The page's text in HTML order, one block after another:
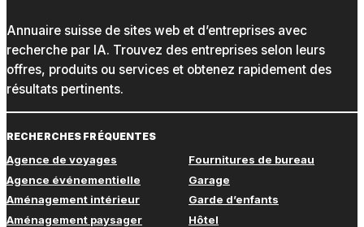
Annuaire suisse de sites web et d’entreprises avec
recherche par IA. Trouvez des entreprises selon leurs
offres, produits ou services et obtenez rapidement des
résultats pertinents.
RECHERCHES FRÉQUENTES
Agence de voyages
Agence événementielle
Aménagement intérieur
Aménagement paysager
Fournitures de bureau
Garage
Garde d’enfants
Hôtel